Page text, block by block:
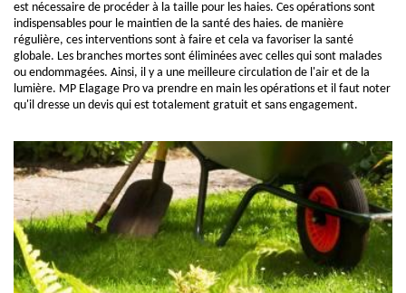
est nécessaire de procéder à la taille pour les haies. Ces opérations sont
indispensables pour le maintien de la santé des haies. de manière
régulière, ces interventions sont à faire et cela va favoriser la santé
globale. Les branches mortes sont éliminées avec celles qui sont malades
ou endommagées. Ainsi, il y a une meilleure circulation de l'air et de la
lumière. MP Elagage Pro va prendre en main les opérations et il faut noter
qu'il dresse un devis qui est totalement gratuit et sans engagement.